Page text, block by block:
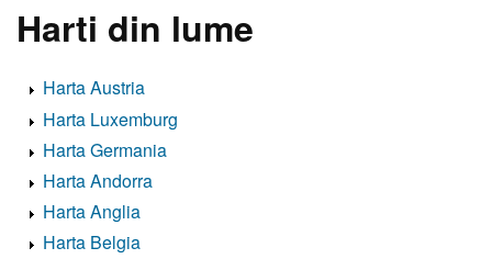
Harti din lume
Harta Austria
Harta Luxemburg
Harta Germania
Harta Andorra
Harta Anglia
Harta Belgia